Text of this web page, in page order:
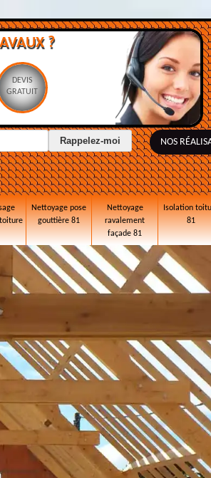
?
DEVIS
GRATUIT
NOS
Nettoyage pose
gouttière 81
Nettoyage
ravalement
façade 81
Isolation
81